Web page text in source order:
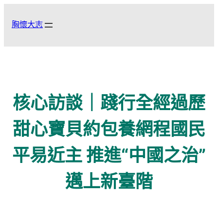
胸懷大志
核心訪談｜踐行全經過歷
甜心寶貝約包養網程國民
平易近主 推進“中國之治”
邁上新臺階